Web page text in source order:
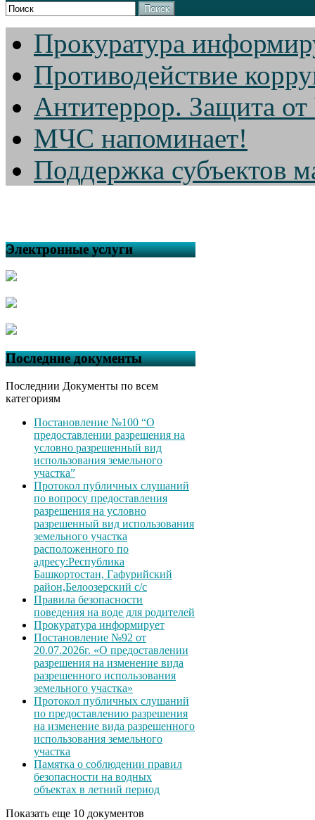
Поиск
Прокуратура
Противодействие
Антитеррор. Защита
МЧС напоминает!
Поддержка субъектов
Электронные услуги
Последние документы
Последнии Документы по всем
категориям
Постановление №100 “О
предоставлении разрешения на
условно разрешенный вид
использования земельного
участка”
Протокол публичных слушаний
по вопросу предоставления
разрешения на условно
разрешенный вид использования
земельного участка
расположенного по
адресу:Республика
Башкортостан, Гафурийский
район,Белоозерский с/с
Правила безопасности
поведения на воде для родителей
Прокуратура информирует
Постановление №92 от
20.07.2026г. «О предоставлении
разрешения на изменение вида
разрешенного использования
земельного участка»
Протокол публичных слушаний
по предоставлению разрешения
на изменение вида разрешенного
использования земельного
участка
Памятка о соблюдении правил
безопасности на водных
объектах в летний период
Показать еще 10 документов